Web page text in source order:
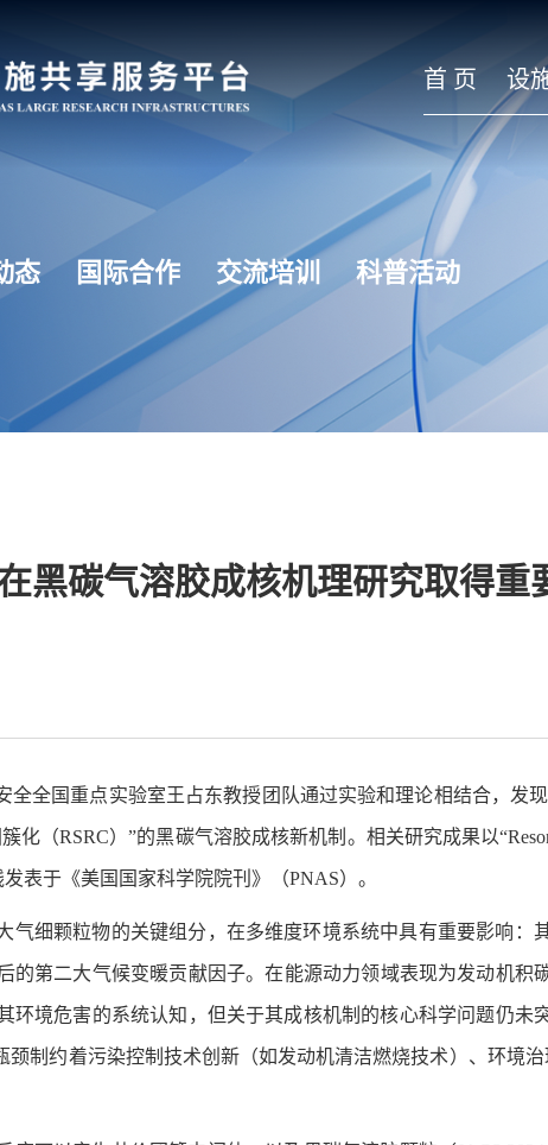
首 页 设
态 国际合作 交流培训 科普活动
黑碳气溶胶成核机理研究取得重
全国重点实验室王占东教授团队通过实验和理论相结合，发
（RSRC）”的黑碳气溶胶成核新机制。相关研究成果以
发表于《美国国家科学院院刊》（PNAS）。
气细颗粒物的关键组分，在多维度环境系统中具有重要影响：
的第二大气候变暖贡献因子。在能源动力领域表现为发动机
境危害的系统认知，但关于其成核机制的核心科学问题仍未
制约着污染控制技术创新（如发动机清洁燃烧技术）、环境